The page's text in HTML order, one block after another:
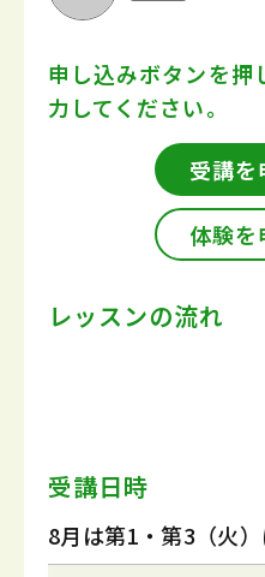
申し込みボタンを押
力してください。
受講を
体験を
レッスンの流れ
受講日時
8月は第1・第3（火